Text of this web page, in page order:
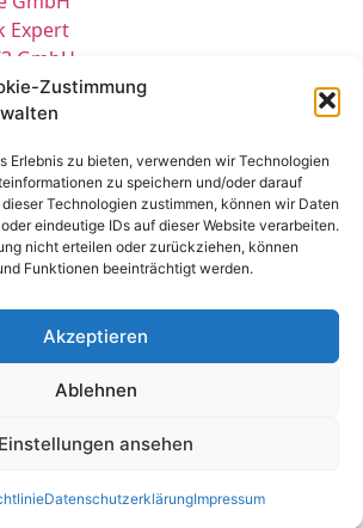
Zustimmung
Erlebnis zu bieten, verwenden wir Technologien
zu speichern und/oder darauf
Technologien zustimmen, können wir Daten
eindeutige IDs auf dieser Website verarbeiten.
nicht erteilen oder zurückziehen, können
Funktionen beeinträchtigt werden.
Akzeptieren
Ablehnen
Einstellungen ansehen
DatenschutzerklärungImpressum
Expert
GmbH
Partners
Expert
Anlagen
Kontakt Impressum
© All Rights Reserved 2025